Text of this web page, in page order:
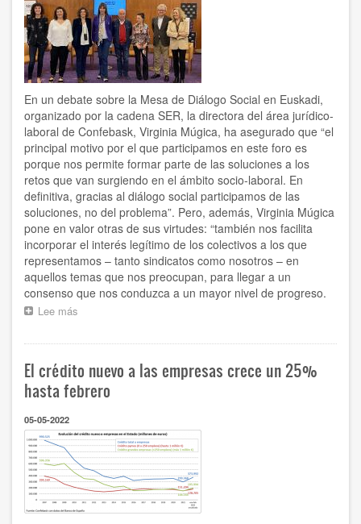
un
0’8%,
pero
sigue
sin
recuperar
la
cifra
previa
a
pandemia
En un debate sobre la Mesa de Diálogo Social en Euskadi,
organizado por la cadena SER, la directora del área jurídico-
laboral de Confebask, Virginia Múgica, ha asegurado que “el
principal motivo por el que participamos en este foro es
porque nos permite formar parte de las soluciones a los
retos que van surgiendo en el ámbito socio-laboral. En
definitiva, gracias al diálogo social participamos de las
soluciones, no del problema”. Pero, además, Virginia Múgica
pone en valor otras de sus virtudes: “también nos facilita
incorporar el interés legítimo de los colectivos a los que
representamos – tanto sindicatos como nosotros – en
aquellos temas que nos preocupan, para llegar a un
consenso que nos conduzca a un mayor nivel de progreso.
Lee más
diálogo
social
nos
formar
parte
de
la
solución,
no
del
El crédito nuevo a las empresas crece un 25%
hasta febrero
05-05-2022